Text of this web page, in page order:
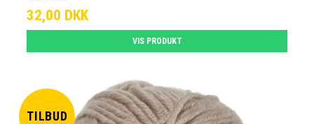
32,00 DKK
VIS PRODUKT
TILBUD